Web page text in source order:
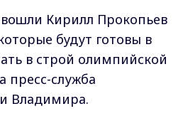
вошли Кирилл Прокопьев
будут готовы в
в строй олимпийской
пресс-служба
Владимира.